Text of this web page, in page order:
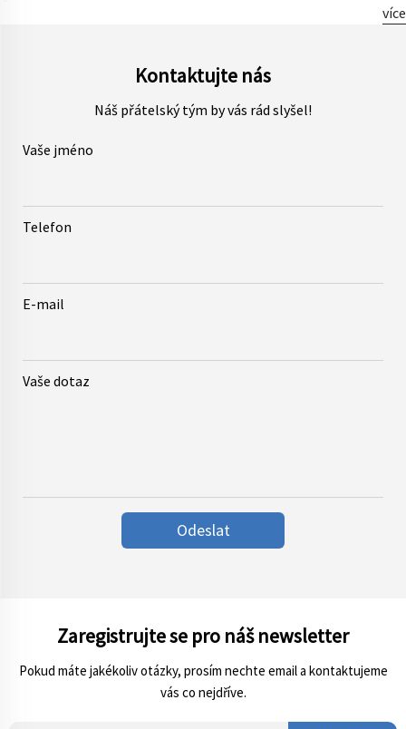
Jablonec Nad Nisou Mladá Boleslav
Česká Lípa
více
Kontaktujte nás
Náš přátelský tým by vás rád slyšel!
Vaše jméno
Telefon
E-mail
Vaše dotaz
Odeslat
Zaregistrujte se pro náš newsletter
Pokud máte jakékoliv otázky, prosím nechte email a kontaktujeme
vás co nejdříve.